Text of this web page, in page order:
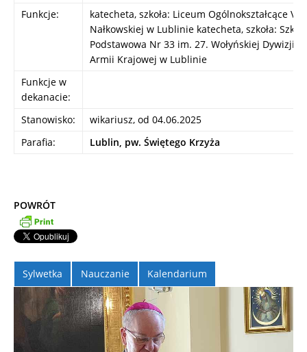
Funkcje:
katecheta, szkoła: Liceum Ogólnokształcące
Nałkowskiej w Lublinie katecheta, szkoła:
Podstawowa Nr 33 im. 27. Wołyńskiej Dywizji
Armii Krajowej w Lublinie
Funkcje w
dekanacie:
Stanowisko:
wikariusz, od 04.06.2025
Parafia:
Lublin, pw. Świętego Krzyża
POWRÓT
Sylwetka Nauczanie Kalendarium